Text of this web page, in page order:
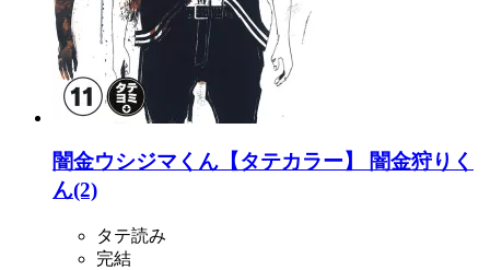
闇金ウシジマくん【タテカラー】 闇金狩りく
ん(2)
タテ読み
完結